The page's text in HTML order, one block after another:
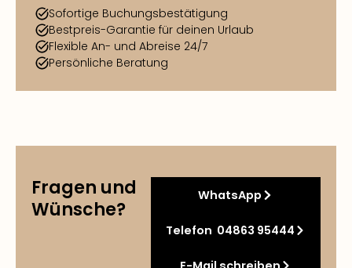
Sofortige Buchungsbestätigung
Bestpreis-Garantie für deinen Urlaub
Flexible An- und Abreise 24/7
Persönliche Beratung
Fragen und
Wünsche?
WhatsApp
Telefon 04863 95444